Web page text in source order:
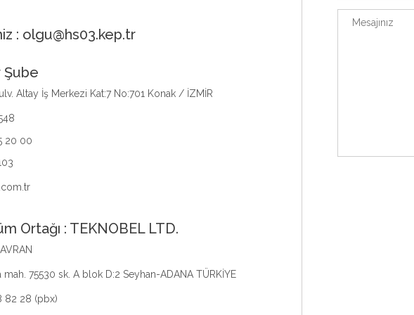
: olgu@hs03.kep.tr
Şube
Altay İş Merkezi Kat:7 No:701 Konak / İZMİR
20 00
Ortağı : TEKNOBEL LTD.
mah. 75530 sk. A blok D:2 Seyhan-ADANA TÜRKİYE
82 28 (pbx)